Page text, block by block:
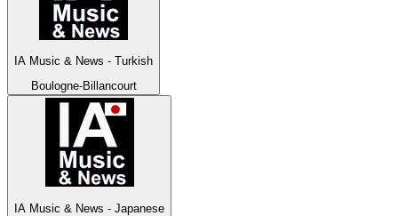
IA Music & News - Turkish
Boulogne-Billancourt
IA Music & News - Japanese